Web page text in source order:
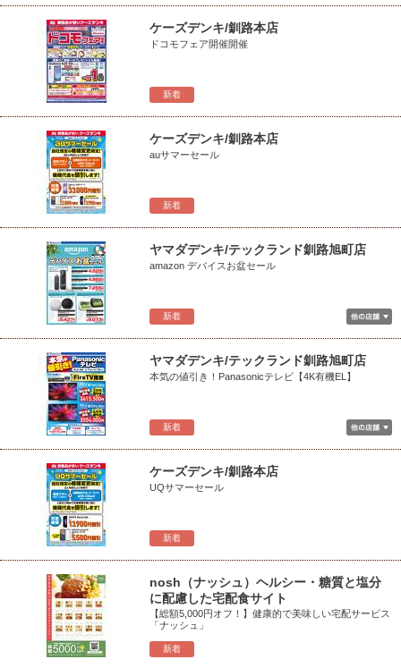
新着
ケーズデンキ/釧路本店
ドコモフェア開催開催
新着
ケーズデンキ/釧路本店
auサマーセール
新着
ヤマダデンキ/テックランド釧路旭町店
amazon デバイスお盆セール
新着
ヤマダデンキ/テックランド釧路旭町店
本気の値引き！Panasonicテレビ【4K有機EL】
新着
ケーズデンキ/釧路本店
UQサマーセール
新着
nosh（ナッシュ）ヘルシー・糖質と塩分
に配慮した宅配食サイト
【総額5,000円オフ！】健康的で美味しい宅配サービス
「ナッシュ」